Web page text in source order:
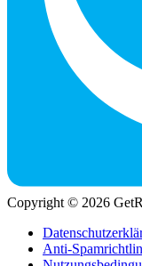
Copyright © 2026
Anti-